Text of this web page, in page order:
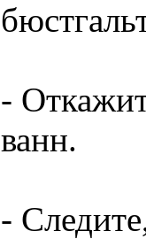
-
ванн.
-